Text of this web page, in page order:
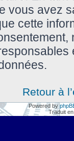
vous avez
cette
Retour à
Powered by
Traduit